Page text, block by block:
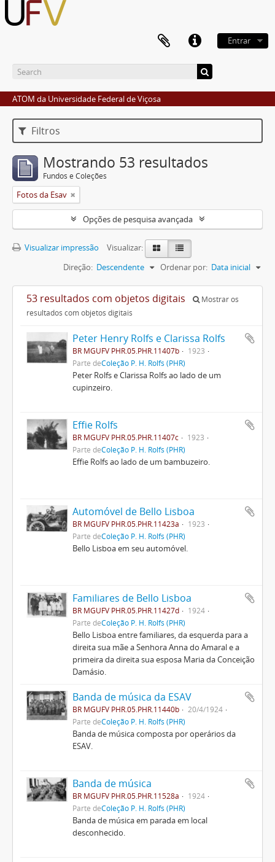
Entrar
ATOM da Universidade Federal de Viçosa
Filtros
Mostrando 53 resultados
Fundos e Coleções
Fotos da Esav
Opções de pesquisa avançada
Visualizar impressão
Visualizar:
Ordenar por: Data inicial
Direção: Descendente
53 resultados com objetos digitais
Mostrar os
resultados com objetos digitais
Peter Henry Rolfs e Clarissa Rolfs
BR MGUFV PHR.05.PHR.11407b
1923
Parte deColeção P. H. Rolfs (PHR)
Peter Rolfs e Clarissa Rolfs ao lado de um
cupinzeiro.
Effie Rolfs
BR MGUFV PHR.05.PHR.11407c
1923
Parte deColeção P. H. Rolfs (PHR)
Effie Rolfs ao lado de um bambuzeiro.
Automóvel de Bello Lisboa
BR MGUFV PHR.05.PHR.11423a
1923
Parte deColeção P. H. Rolfs (PHR)
Bello Lisboa em seu automóvel.
Familiares de Bello Lisboa
BR MGUFV PHR.05.PHR.11427d
1924
Parte deColeção P. H. Rolfs (PHR)
Bello Lisboa entre familiares, da esquerda para a
direita sua mãe a Senhora Anna do Amaral e a
primeira da direita sua esposa Maria da Conceição
Damásio.
Banda de música da ESAV
BR MGUFV PHR.05.PHR.11440b
20/4/1924
Parte deColeção P. H. Rolfs (PHR)
Banda de música composta por operários da
ESAV.
Banda de música
BR MGUFV PHR.05.PHR.11528a
1924
Parte deColeção P. H. Rolfs (PHR)
Banda de música em parada em local
desconhecido.